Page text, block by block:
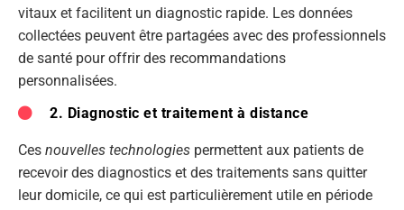
vitaux et facilitent un diagnostic rapide. Les données
collectées peuvent être partagées avec des professionnels
de santé pour offrir des recommandations
personnalisées.
2. Diagnostic et traitement à distance
Ces nouvelles technologies permettent aux patients de
recevoir des diagnostics et des traitements sans quitter
leur domicile, ce qui est particulièrement utile en période